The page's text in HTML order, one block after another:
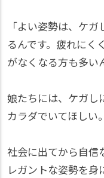
「よい姿勢は、ケ
るんです。疲れにく
がなくなる方も多い
娘たちには、ケガし
カラダでいてほしい。
社会に出てから自信
レガントな姿勢を身